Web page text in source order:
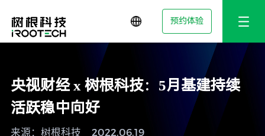
预约体验
央视财经 x 树根科技：5月基建持续
活跃稳中向好
来源：树根科技 2022.06.19